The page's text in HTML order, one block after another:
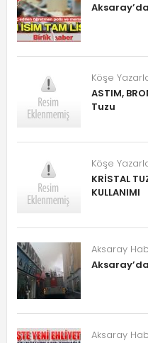
Köşe
ASTIM,
Tuzu
Köşe
KRİSTAL
KULLANIMI
Aksaray
Aksaray